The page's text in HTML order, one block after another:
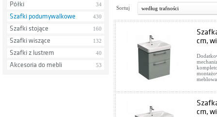
Półki 34
Szafki podumywalkowe 430
Szafki stojące 160
Szafki wiszące 132
Szafki z lustrem 40
Akcesoria do mebli 53
Sortuj według trafności
cm,
cm,